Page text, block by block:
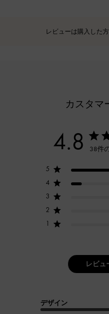
レビューは購入した
カスタマ
4.8 38件
5
4
3
2
1
レビュ
デザイン